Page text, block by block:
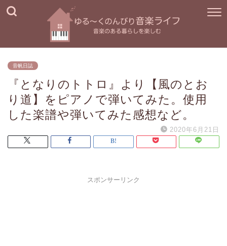
音帆日誌
『となりのトトロ』より【風のとお
り道】をピアノで弾いてみた。使用
した楽譜や弾いてみた感想など。
2020年6月21日
スポンサーリンク